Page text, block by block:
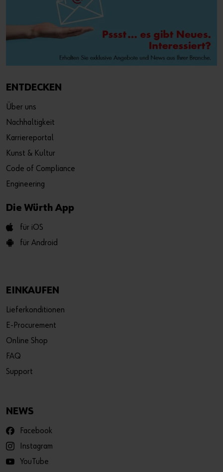
ENTDECKEN
Über uns
Nachhaltigkeit
Karriereportal
Kunst & Kultur
Code of Compliance
Engineering
Die Würth App
für iOS
für Android
EINKAUFEN
Lieferkonditionen
E-Procurement
Online Shop
FAQ
Support
NEWS
Facebook
Instagram
YouTube